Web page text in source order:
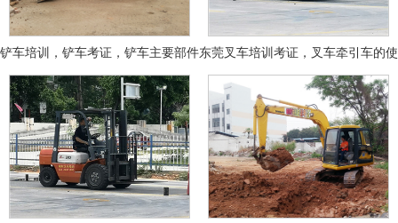
铲车培训，铲车考证，铲车主要部件东莞叉车培训考证，叉车牵引车的使
用和操作